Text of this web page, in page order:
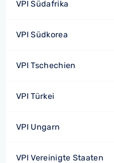
VPI Südafrika
VPI Südkorea
VPI Tschechien
VPI Türkei
VPI Ungarn
VPI Vereinigte Staaten